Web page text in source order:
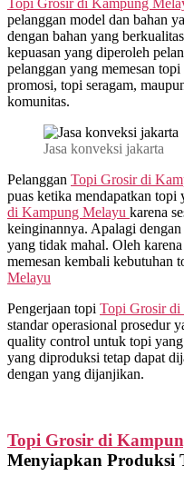
Topi Grosir di Kampung
pelanggan model dan bahan
dengan bahan yang
kepuasan yang diperoleh
pelanggan yang memesan
promosi, topi seragam,
komunitas.
Jasa konveksi jakarta
Pelanggan Topi Grosir di
puas ketika mendapatkan topi
di Kampung Melayu karena
keinginannya. Apalagi
yang tidak mahal. Oleh
memesan kembali kebutuhan
Melayu
Pengerjaan topi Topi Grosir di
standar operasional prosedur
quality control untuk topi
yang diproduksi tetap dapat
dengan yang dijanjikan.
Topi Grosir di
Menyiapkan Produksi